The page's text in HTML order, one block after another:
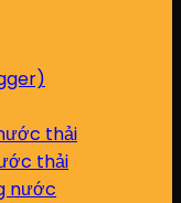
thải
thải
nước